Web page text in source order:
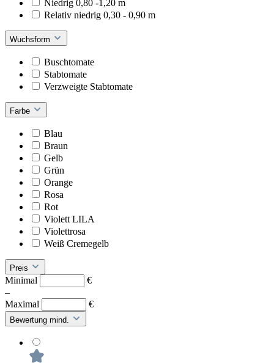
Niedrig 0,80 -1,20 m
Relativ niedrig 0,30 - 0,90 m
Wuchsform
Buschtomate
Stabtomate
Verzweigte Stabtomate
Farbe
Blau
Braun
Gelb
Grün
Orange
Rosa
Rot
Violett LILA
Violettrosa
Weiß Cremegelb
Preis
Minimal
€
–
Maximal
€
Bewertung mind.